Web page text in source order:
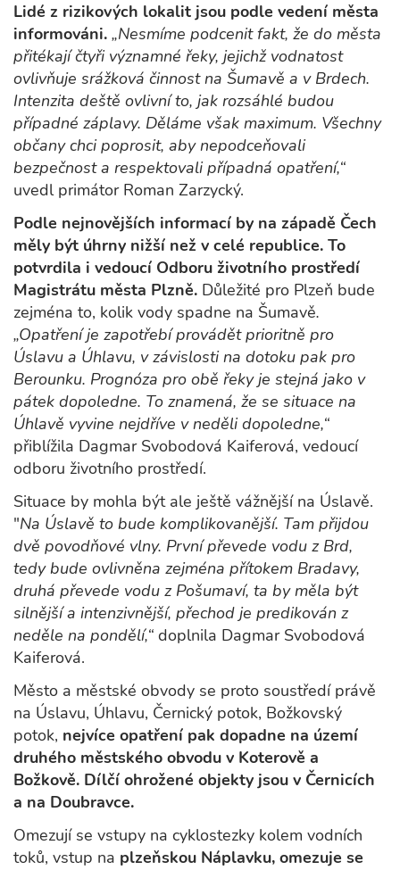
Lidé z rizikových lokalit jsou podle vedení města
informováni. „Nesmíme podcenit fakt, že do města
přitékají čtyři významné řeky, jejichž vodnatost
ovlivňuje srážková činnost na Šumavě a v Brdech.
Intenzita deště ovlivní to, jak rozsáhlé budou
případné záplavy. Děláme však maximum. Všechny
občany chci poprosit, aby nepodceňovali
bezpečnost a respektovali případná opatření,“
uvedl primátor Roman Zarzycký.
Podle nejnovějších informací by na západě Čech
měly být úhrny nižší než v celé republice. To
potvrdila i vedoucí Odboru životního prostředí
Magistrátu města Plzně. Důležité pro Plzeň bude
zejména to, kolik vody spadne na Šumavě.
„Opatření je zapotřebí provádět prioritně pro
Úslavu a Úhlavu, v závislosti na dotoku pak pro
Berounku. Prognóza pro obě řeky je stejná jako v
pátek dopoledne. To znamená, že se situace na
Úhlavě vyvine nejdříve v neděli dopoledne,“
přiblížila Dagmar Svobodová Kaiferová, vedoucí
odboru životního prostředí.
Situace by mohla být ale ještě vážnější na Úslavě.
"Na Úslavě to bude komplikovanější. Tam přijdou
dvě povodňové vlny. První převede vodu z Brd,
tedy bude ovlivněna zejména přítokem Bradavy,
druhá převede vodu z Pošumaví, ta by měla být
silnější a intenzivnější, přechod je predikován z
neděle na pondělí,“ doplnila Dagmar Svobodová
Kaiferová.
Město a městské obvody se proto soustředí právě
na Úslavu, Úhlavu, Černický potok, Božkovský
potok, nejvíce opatření pak dopadne na území
druhého městského obvodu v Koterově a
Božkově. Dílčí ohrožené objekty jsou v Černicích
a na Doubravce.
Omezují se vstupy na cyklostezky kolem vodních
toků, vstup na plzeňskou Náplavku, omezuje se